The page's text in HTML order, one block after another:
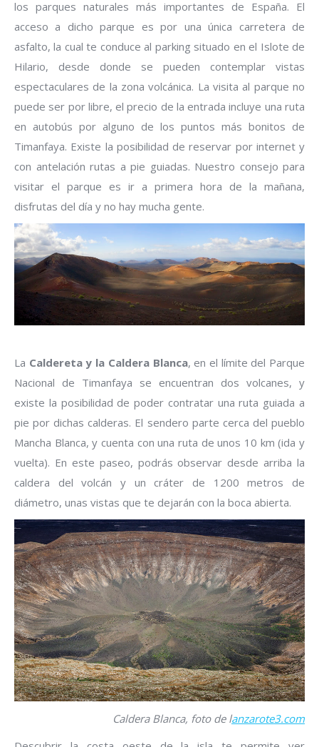
los parques naturales más importantes de España. El
acceso a dicho parque es por una única carretera de
asfalto, la cual te conduce al parking situado en el Islote de
Hilario, desde donde se pueden contemplar vistas
espectaculares de la zona volcánica. La visita al parque no
puede ser por libre, el precio de la entrada incluye una ruta
en autobús por alguno de los puntos más bonitos de
Timanfaya. Existe la posibilidad de reservar por internet y
con antelación rutas a pie guiadas. Nuestro consejo para
visitar el parque es ir a primera hora de la mañana,
disfrutas del día y no hay mucha gente.
La Caldereta y la Caldera Blanca, en el límite del Parque
Nacional de Timanfaya se encuentran dos volcanes, y
existe la posibilidad de poder contratar una ruta guiada a
pie por dichas calderas. El sendero parte cerca del pueblo
Mancha Blanca, y cuenta con una ruta de unos 10 km (ida y
vuelta). En este paseo, podrás observar desde arriba la
caldera del volcán y un cráter de 1200 metros de
diámetro, unas vistas que te dejarán con la boca abierta.
Caldera Blanca, foto de lanzarote3.com